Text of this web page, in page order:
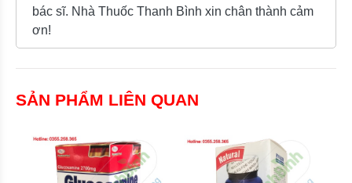
bác sĩ. Nhà Thuốc Thanh Bình xin chân thành cảm
ơn!
SẢN PHẨM LIÊN QUAN